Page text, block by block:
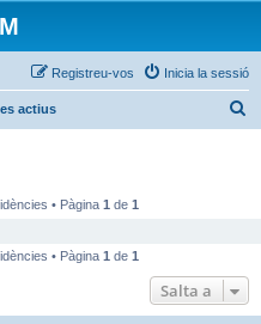
Inicia la sessió
Registreu-vos
actius
• Pàgina 1 de 1
• Pàgina 1 de 1
Salta a